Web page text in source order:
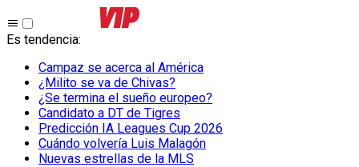
Es tendencia:
Campaz se acerca al América
¿Milito se va de Chivas?
¿Se termina el sueño europeo?
Candidato a DT de Tigres
Predicción IA Leagues Cup 2026
Cuándo volvería Luis Malagón
Nuevas estrellas de la MLS